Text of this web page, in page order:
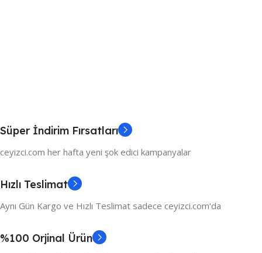
Süper İndirim Fırsatları
ceyizci.com her hafta yeni şok edici kampanyalar
Hızlı Teslimat
Aynı Gün Kargo ve Hızlı Teslimat sadece ceyizci.com'da
%100 Orjinal Ürün